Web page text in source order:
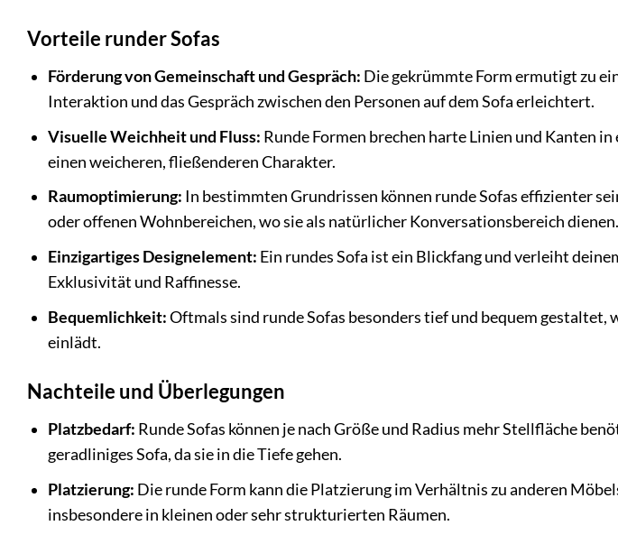
Vorteile runder Sofas
Förderung von Gemeinschaft und Gespräch: Die gekrümmte Form ermutigt zu
Interaktion und das Gespräch zwischen den Personen auf dem Sofa erleichtert.
Visuelle Weichheit und Fluss: Runde Formen brechen harte Linien und Kanten
einen weicheren, fließenderen Charakter.
Raumoptimierung: In bestimmten Grundrissen können runde Sofas effizienter
oder offenen Wohnbereichen, wo sie als natürlicher Konversationsbereich dienen.
Einzigartiges Designelement: Ein rundes Sofa ist ein Blickfang und verleiht
Exklusivität und Raffinesse.
Bequemlichkeit:Oftmals sind runde Sofas besonders tief und bequem gestaltet,
einlädt.
Nachteile und Überlegungen
Platzbedarf: Runde Sofas können je nach Größe und Radius mehr Stellfläche
geradliniges Sofa, da sie in die Tiefe gehen.
Platzierung: Die runde Form kann die Platzierung im Verhältnis zu anderen
insbesondere in kleinen oder sehr strukturierten Räumen.